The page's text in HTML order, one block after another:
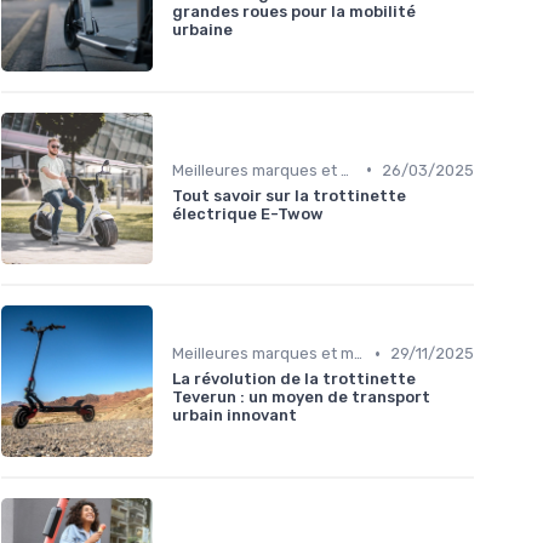
grandes roues pour la mobilité
urbaine
•
26/03/2025
Tout savoir sur la trottinette
électrique E-Twow
Meilleures marques et modèles •
29/11/2025
La révolution de la trottinette
Teverun : un moyen de transport
urbain innovant